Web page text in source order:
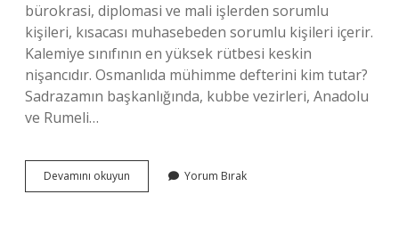
bürokrasi, diplomasi ve mali işlerden sorumlu
kişileri, kısacası muhasebeden sorumlu kişileri içerir.
Kalemiye sınıfının en yüksek rütbesi keskin
nişancıdır. Osmanlıda mühimme defterini kim tutar?
Sadrazamın başkanlığında, kubbe vezirleri, Anadolu
ve Rumeli…
Devamını okuyun
Kalemi
Yorum Bırak